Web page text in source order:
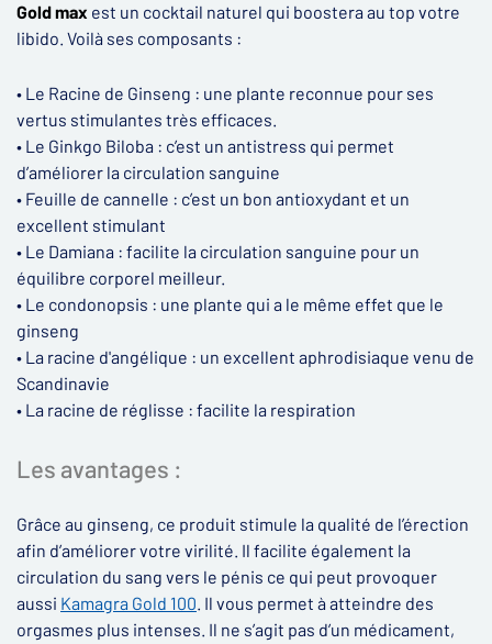
Gold max est un cocktail naturel qui boostera au top votre
libido. Voilà ses composants :
• Le Racine de Ginseng : une plante reconnue pour ses
vertus stimulantes très efficaces.
• Le Ginkgo Biloba : c’est un antistress qui permet
d’améliorer la circulation sanguine
• Feuille de cannelle : c’est un bon antioxydant et un
excellent stimulant
• Le Damiana : facilite la circulation sanguine pour un
équilibre corporel meilleur.
• Le condonopsis : une plante qui a le même effet que le
ginseng
• La racine d'angélique : un excellent aphrodisiaque venu de
Scandinavie
• La racine de réglisse : facilite la respiration
Les avantages :
Grâce au ginseng, ce produit stimule la qualité de l’érection
afin d’améliorer votre virilité. Il facilite également la
circulation du sang vers le pénis ce qui peut provoquer
aussi Kamagra Gold 100. Il vous permet à atteindre des
orgasmes plus intenses. Il ne s’agit pas d’un médicament,